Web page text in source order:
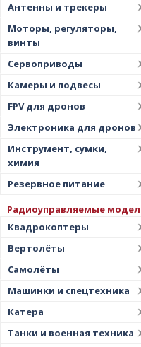
Антенны и трекеры
Моторы, регуляторы,
винты
Сервоприводы
Камеры и подвесы
FPV для дронов
Электроника для дронов
Инструмент, сумки,
химия
Резервное питание
Радиоуправляемые
Квадрокоптеры
Вертолёты
Самолёты
Машинки и спецтехника
Катера
Танки и военная техника